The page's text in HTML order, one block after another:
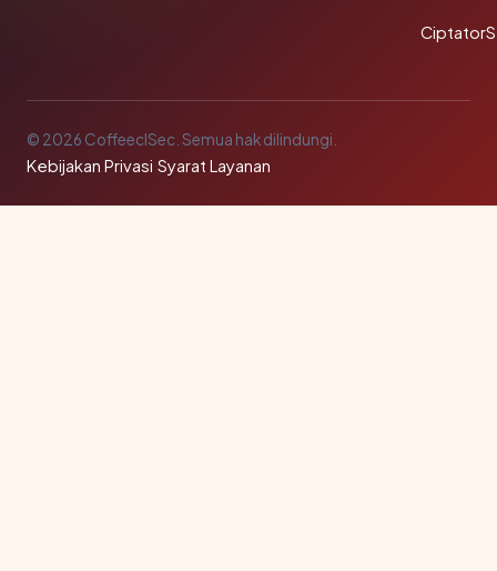
© 2026 CoffeeclSec. Semua hak dilindungi.
Kebijakan Privasi·Syarat Layanan